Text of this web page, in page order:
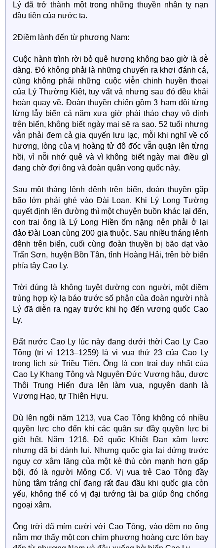
Lý đã trở thành một trong những thuyền nhân tỵ nạn
đầu tiên của nước ta.
2Điềm lành đến từ phương Nam:
Cuộc hành trình rời bỏ quê hương không bao giờ là dễ
dàng. Đó không phải là những chuyến ra khơi đánh cá,
cũng không phải những cuộc viễn chinh huyền thoại
của Lý Thường Kiệt, tuy vất vả nhưng sau đó đều khải
hoàn quay về. Đoàn thuyền chiến gồm 3 hạm đội từng
lừng lẫy biển cả năm xưa giờ phải tháo chạy vô định
trên biển, không biết ngày mai sẽ ra sao. 52 tuổi nhưng
vẫn phải đem cả gia quyến lưu lạc, mỗi khi nghĩ về cố
hương, lòng của vị hoàng tử đô đốc vẫn quặn lên từng
hồi, vì nỗi nhớ quê và vì không biết ngày mai điều gì
đang chờ đợi ông và đoàn quân vong quốc này.
Sau một tháng lênh đênh trên biển, đoàn thuyền gặp
bão lớn phải ghé vào Đài Loan. Khi Lý Long Tường
quyết định lên đường thì một chuyện buồn khác lại đến,
con trai ông là Lý Long Hiền ốm nặng nên phải ở lại
đảo Đài Loan cùng 200 gia thuộc. Sau nhiều tháng lênh
đênh trên biển, cuối cùng đoàn thuyền bị bão dạt vào
Trấn Sơn, huyện Bồn Tân, tỉnh Hoàng Hải, trên bờ biển
phía tây Cao Ly.
Trời đúng là không tuyệt đường con người, một điềm
trùng hợp kỳ lạ báo trước số phận của đoàn người nhà
Lý đã diễn ra ngay trước khi họ đến vương quốc Cao
Ly.
Đất nước Cao Ly lúc này đang dưới thời Cao Ly Cao
Tông (trị vì 1213–1259) là vị vua thứ 23 của Cao Ly
trong lịch sử Triều Tiên. Ông là con trai duy nhất của
Cao Ly Khang Tông và Nguyên Đức Vương hậu, được
Thôi Trung Hiến đưa lên làm vua, nguyên danh là
Vương Hạo, tự Thiên Hựu.
Dù lên ngôi năm 1213, vua Cao Tông không có nhiều
quyền lực cho đến khi các quân sư đầy quyền lực bị
giết hết. Năm 1216, Đế quốc Khiết Đan xâm lược
nhưng đã bị đánh lui. Nhưng quốc gia lại đứng trước
nguy cơ xâm lăng của một kẻ thù còn mạnh hơn gấp
bội, đó là người Mông Cổ. Vị vua trẻ Cao Tông đầy
hùng tâm tráng chí đang rất đau đầu khi quốc gia còn
yếu, không thể có vị đại tướng tài ba giúp ông chống
ngoại xâm.
Ông trời đã mỉm cười với Cao Tông, vào đêm nọ ông
nằm mơ thấy một con chim phượng hoàng cực lớn bay